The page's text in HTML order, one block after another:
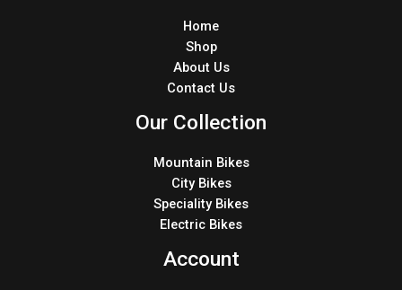
Home
Shop
About Us
Contact Us
Our Collection
Mountain Bikes
City Bikes
Speciality Bikes
Electric Bikes
Account